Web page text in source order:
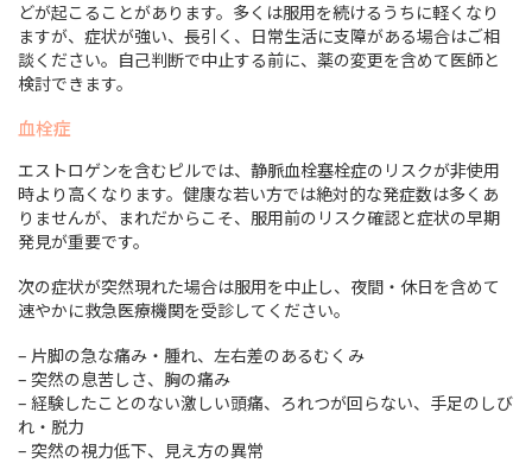
どが起こることがあります。多くは服用を続けるうちに軽くなり
ますが、症状が強い、長引く、日常生活に支障がある場合はご相
談ください。自己判断で中止する前に、薬の変更を含めて医師と
検討できます。
血栓症
エストロゲンを含むピルでは、静脈血栓塞栓症のリスクが非使用
時より高くなります。健康な若い方では絶対的な発症数は多くあ
りませんが、まれだからこそ、服用前のリスク確認と症状の早期
発見が重要です。
次の症状が突然現れた場合は服用を中止し、夜間・休日を含めて
速やかに救急医療機関を受診してください。
– 片脚の急な痛み・腫れ、左右差のあるむくみ
– 突然の息苦しさ、胸の痛み
– 経験したことのない激しい頭痛、ろれつが回らない、手足のしび
れ・脱力
– 突然の視力低下、見え方の異常